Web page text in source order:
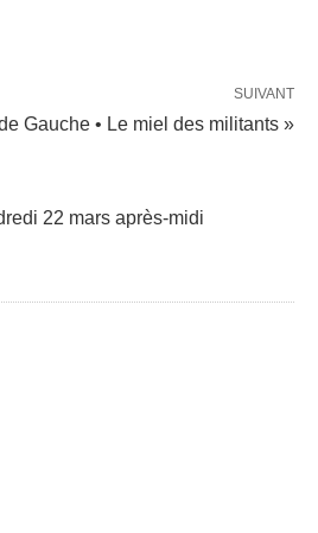
SUIVANT
Gauche • Le miel des militants »
22 mars après-midi